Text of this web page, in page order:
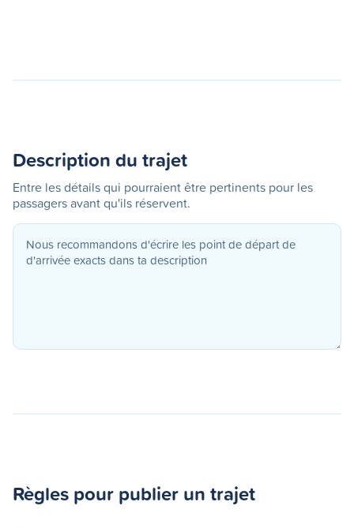
Description du trajet
Entre les détails qui pourraient être pertinents pour les
passagers avant qu'ils réservent.
Règles pour publier un trajet